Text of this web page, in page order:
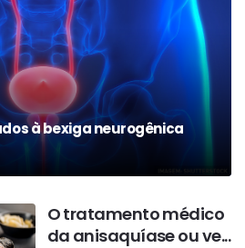
à bexiga neurogênica
O tratamento médico
da anisaquíase ou ve...